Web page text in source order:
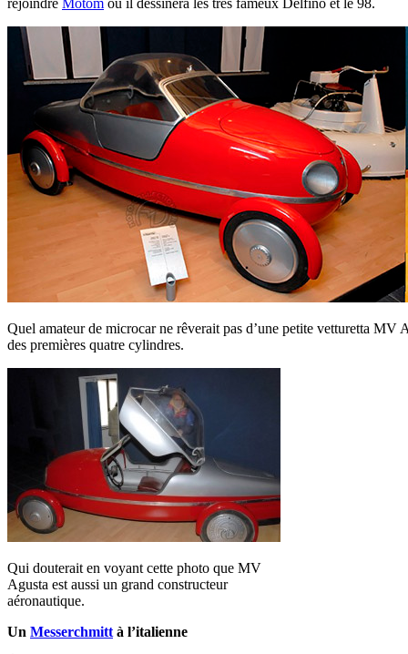
rejoindre Motom où il dessinera les très fameux Delfino et le 98.
Quel amateur de microcar ne rêverait pas d’une petite vetturetta
des premières quatre cylindres.
Qui douterait en voyant cette photo que MV
Agusta est aussi un grand constructeur
aéronautique.
Un Messerchmitt à l’italienne